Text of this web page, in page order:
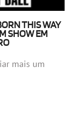
THIS WAY
SHOW EM
mais um